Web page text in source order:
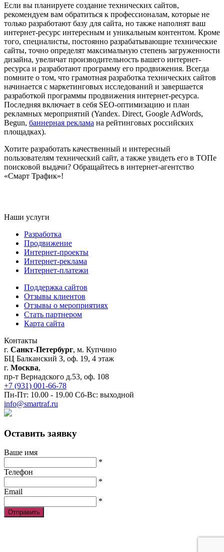
Если вы планируете создание технических сайтов,
рекомендуем вам обратиться к профессионалам, которые не
только разработают базу для сайта, но также наполнят ваш
интернет-ресурс интересным и уникальным контентом. Кроме
того, специалисты, постоянно разрабатывающие технические
сайты, точно определят максимальную степень загруженности
дизайна, увеличат производительность вашего интернет-
ресурса и разработают программу его продвижения. Всегда
помните о том, что грамотная разработка технических сайтов
начинается с маркетинговых исследований и завершается
разработкой программы продвижения интернет-ресурса.
Последняя включает в себя SEO-оптимизацию и план
рекламных мероприятий (Yandex. Direct, Google AdWords,
Begun, баннерная реклама на рейтинговых российских
площадках).
Хотите разработать качественный и интересный
пользователям технический сайт, а также увидеть его в ТОПе
поисковой выдачи? Обращайтесь в интернет-агентство
«Смарт Трафик»!
Наши услуги
Разработка
Продвижение
Интернет-проекты
Интернет-реклама
Интернет-платежи
Поддержка сайтов
Отзывы клиентов
Отзывы о мероприятиях
Стать партнером
Карта сайта
Контакты
г. Санкт-Петербург, м. Купчино
БЦ Балканский З, оф. 19, 4 этаж
г. Москва,
пр-т Вернадского д.53, оф. 108
+7 (931) 001-66-78
Пн-Пт: 10.00 - 19.00 Сб-Вс: выходной
info@smartraf.ru
Оставить заявку
Ваше имя
*
Телефон
*
Email
*